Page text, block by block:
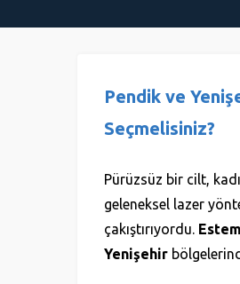
Pendik ve
Seçmelisiniz?
Pürüzsüz bir cilt,
geleneksel lazer
çakıştırıyordu.
Yenişehir